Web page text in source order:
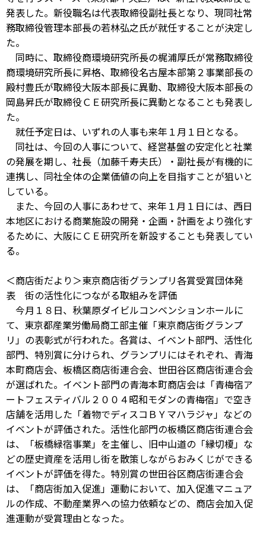
発表した。新役職名は代表取締役副社長となり、現同社常
務取締役管理本部長の若林弘之氏が就任することが決定し
た。
同時に、取締役商環境研究所長の梶浦厚氏が常務取締役
商環境研究所長に昇格、取締役名古屋本部第２事業部長の
殿村豊氏が取締役大阪本部長に異動、取締役大阪本部長の
岡島昇氏が取締役ＣＥ研究所長に異動となることも発表し
た。
就任予定日は、いずれの人事も来年１月１日となる。
同社は、今回の人事について、経営基盤の安定化と社業
の発展を期し、社長（加藤千寿夫氏）・副社長が有機的に
連携し、同社全体の企業価値の向上を目指すことが狙いと
している。
また、今回の人事にあわせて、来年１月１日には、西日
本地区における商業施設の開発・企画・計画をより強化す
るために、大阪にＣＥ研究所を新設することも発表してい
る。
＜商店街だより＞東京商店街グランプリ各賞受賞団体発
表 街の活性化につながる取組みを評価
今月１８日、秋葉原ダイビルコンベンションホールに
て、東京都産業労働局商工部主催「東京商店街グランプ
リ」の表彰式が行われた。各賞は、イベント部門、活性化
部門、特別賞に分けられ、グランプリにはそれぞれ、青海
本町商店会、板橋区商店街連合会、世田谷区商店街連合会
が選ばれた。イベント部門の青海本町商店会は「青梅宿ア
ートフェスティバル２００４昭和モダンの青梅宿」で空き
店舗を活用した「着物でディスコＢＹマハラジャ」などの
イベントが評価された。活性化部門の板橋区商店街連合会
は、「板橋緑宿事業」を主催し、旧中山道の「縁切榎」な
どの歴史資産を活用し街を散策しながらおみくじができる
イベントが評価を得た。特別賞の世田谷区商店街連合会
は、「商店街加入促進」運動において、加入促進マニュア
ルの作成、不動産業界への協力依頼などの、商店会加入促
進運動が受賞理由となった。